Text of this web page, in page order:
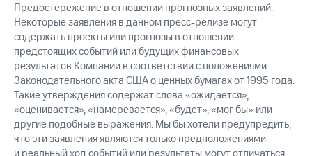
Предостережение в отношении прогнозных заявлений.
Некоторые заявления в данном пресс-релизе могут
содержать проекты или прогнозы в отношении
предстоящих событий или будущих финансовых
результатов Компании в соответствии с положениями
Законодательного акта США о ценных бумагах от 1995 года.
Такие утверждения содержат слова «ожидается»,
«оценивается», «намеревается», «будет», «мог бы» или
другие подобные выражения. Мы бы хотели предупредить,
что эти заявления являются только предположениями